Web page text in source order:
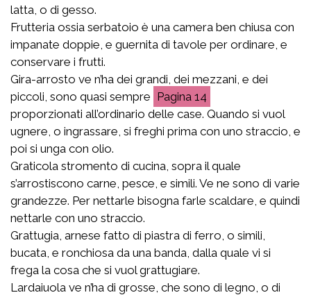
latta, o di gesso.
Frutteria ossia serbatoio è una camera ben chiusa con
impanate doppie, e guernita di tavole per ordinare, e
conservare i frutti.
Gira-arrosto ve n’ha dei grandi, dei mezzani, e dei
piccoli, sono quasi sempre
14
proporzionati all’ordinario delle case. Quando si vuol
ugnere, o ingrassare, si freghi prima con uno straccio, e
poi si unga con olio.
Graticola stromento di cucina, sopra il quale
s’arrostiscono carne, pesce, e simili. Ve ne sono di varie
grandezze. Per nettarle bisogna farle scaldare, e quindi
nettarle con uno straccio.
Grattugia, arnese fatto di piastra di ferro, o simili,
bucata, e ronchiosa da una banda, dalla quale vi si
frega la cosa che si vuol grattugiare.
Lardaiuola ve n’ha di grosse, che sono di legno, o di